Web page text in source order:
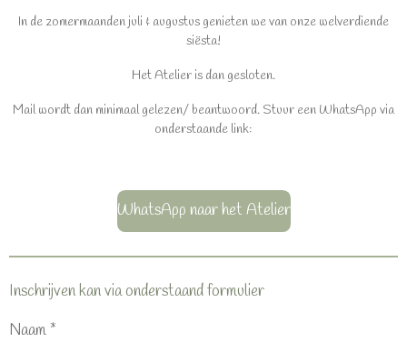
In de zomermaanden juli & augustus genieten we van onze welverdiende
siësta!
Het Atelier is dan gesloten.
Mail wordt dan minimaal gelezen/ beantwoord. Stuur een WhatsApp via
onderstaande link:
WhatsApp naar het Atelier
Inschrijven kan via onderstaand formulier
Naam *